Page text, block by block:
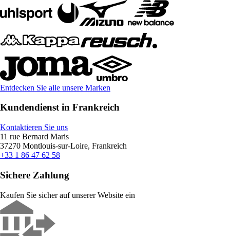
Entdecken Sie alle unsere Marken
Kundendienst in Frankreich
Kontaktieren Sie uns
11 rue Bernard Maris
37270 Montlouis-sur-Loire, Frankreich
+33 1 86 47 62 58
Sichere Zahlung
Kaufen Sie sicher auf unserer Website ein